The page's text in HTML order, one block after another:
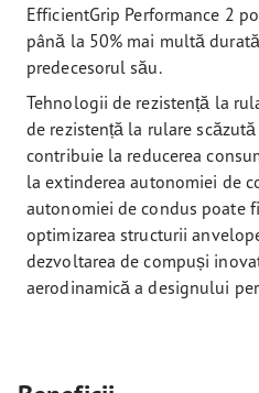
EfficientGrip Performance 2
până la 50% mai multă
predecesorul său.
Tehnologii de rezistență la
de rezistență la rulare
contribuie la reducerea
la extinderea autonomiei de
autonomiei de condus poate
optimizarea structurii
dezvoltarea de compuși
aerodinamică a designului